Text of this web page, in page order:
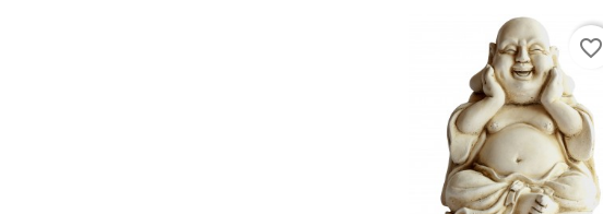
favorite_border